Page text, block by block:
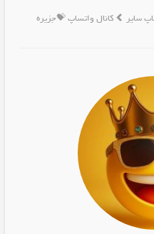
سایر
کانال واتساپ 💝جزیره